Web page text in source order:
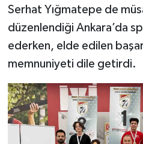
Serhat Yığmatepe de
düzenlendiği Ankara’da
ederken, elde edilen
memnuniyeti dile getirdi.